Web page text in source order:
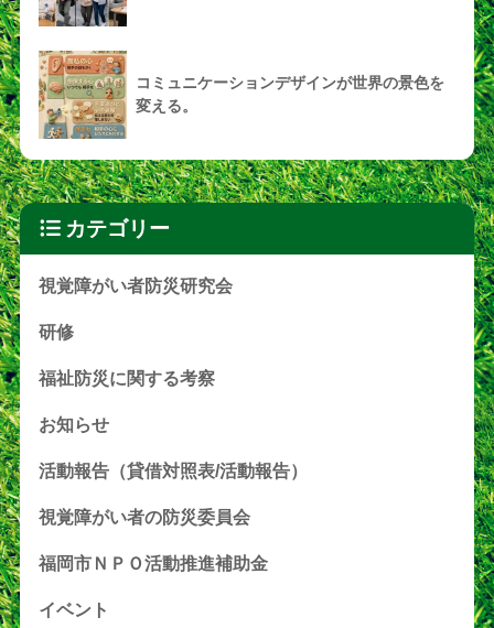
コミュニケーションデザインが世界の景色を
変える。
カテゴリー
視覚障がい者防災研究会
研修
福祉防災に関する考察
お知らせ
活動報告（貸借対照表/活動報告）
視覚障がい者の防災委員会
福岡市ＮＰＯ活動推進補助金
イベント